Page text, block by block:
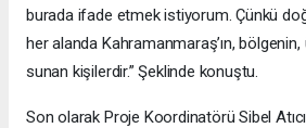
burada ifade etmek istiyorum. Çünkü
her alanda Kahramanmaraş’ın, bölgenin,
sunan kişilerdir.” Şeklinde konuştu.
Son olarak Proje Koordinatörü Sibel